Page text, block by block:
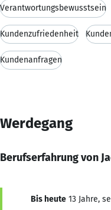
Verantwortungsbewusstsein
Kundenzufriedenheit
Kundenanfragen
Werdegang
Berufserfahrung von
Bis heute 13 Jahre,